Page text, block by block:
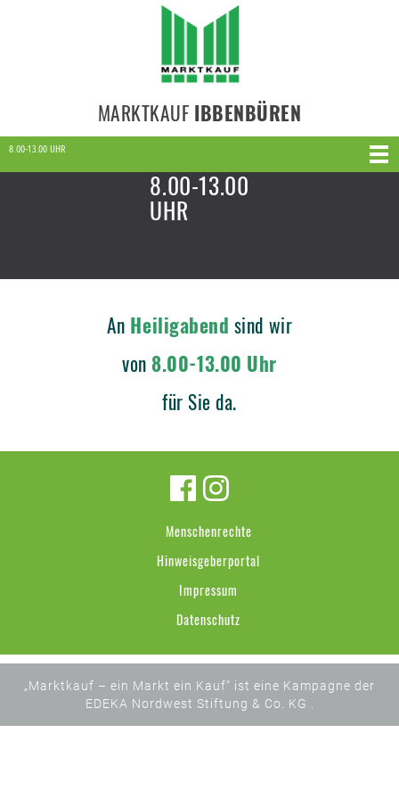
MARKTKAUF IBBENBÜREN
8.00-13.00 UHR
8.00-13.00
UHR
An Heiligabend sind wir
von8.00-13.00 Uhr
für Sie da.
Menschenrechte
Hinweisgeberportal
Impressum
Datenschutz
„Marktkauf – ein Markt ein Kauf“ ist eine Kampagne der
EDEKA Nordwest Stiftung & Co. KG .